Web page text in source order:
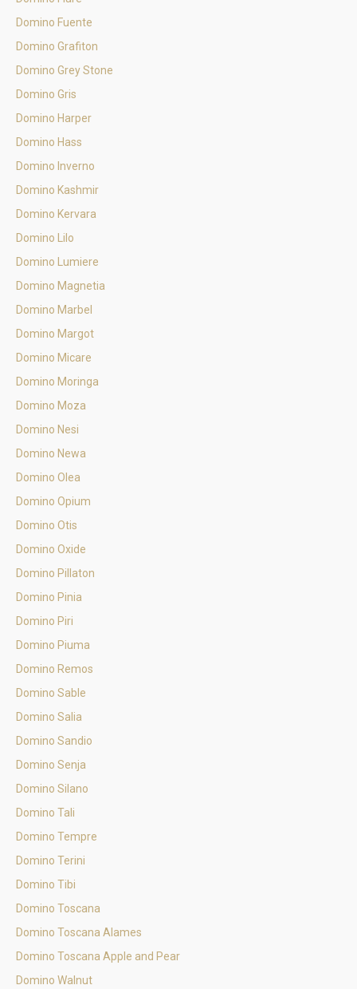
Domino Fuente
Domino Grafiton
Domino Grey Stone
Domino Gris
Domino Harper
Domino Hass
Domino Inverno
Domino Kashmir
Domino Kervara
Domino Lilo
Domino Lumiere
Domino Magnetia
Domino Marbel
Domino Margot
Domino Micare
Domino Moringa
Domino Moza
Domino Nesi
Domino Newa
Domino Olea
Domino Opium
Domino Otis
Domino Oxide
Domino Pillaton
Domino Pinia
Domino Piri
Domino Piuma
Domino Remos
Domino Sable
Domino Salia
Domino Sandio
Domino Senja
Domino Silano
Domino Tali
Domino Tempre
Domino Terini
Domino Tibi
Domino Toscana
Domino Toscana Alames
Domino Toscana Apple and Pear
Domino Walnut